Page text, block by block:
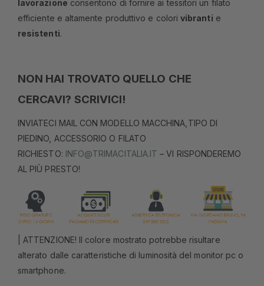
lavorazione consentono di fornire ai tessitori un filato
efficiente e altamente produttivo e colorivibranti e
resistenti.
NON HAI TROVATO QUELLO CHE
CERCAVI? SCRIVICI!
INVIATECI MAIL CON MODELLO MACCHINA,TIPO DI
PIEDINO, ACCESSORIO O FILATO
RICHIESTO: INFO@TRIMACITALIA.IT – VI RISPONDEREMO
AL PIÙ PRESTO!
| ATTENZIONE! Il colore mostrato potrebbe risultare
alterato dalle caratteristiche di luminosità del monitor pc o
smartphone.